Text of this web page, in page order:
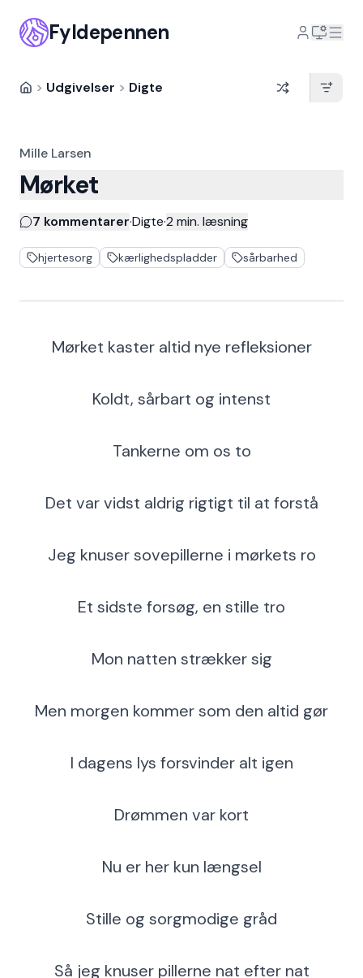
Fyldepennen
> Udgivelser > Digte
Mille Larsen
Mørket
7 kommentarer·Digte·2 min. læsning
hjertesorg kærlighedspladder sårbarhed
Mørket kaster altid nye refleksioner
Koldt, sårbart og intenst
Tankerne om os to
Det var vidst aldrig rigtigt til at forstå
Jeg knuser sovepillerne i mørkets ro
Et sidste forsøg, en stille tro
Mon natten strækker sig
Men morgen kommer som den altid gør
I dagens lys forsvinder alt igen
Drømmen var kort
Nu er her kun længsel
Stille og sorgmodige gråd
Så jeg knuser pillerne nat efter nat